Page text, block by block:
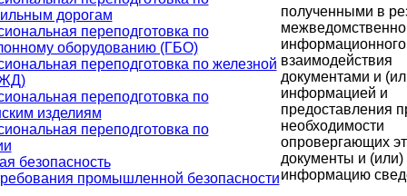
дорогам
переподготовка по
оборудованию (ГБО)
переподготовка по железной
переподготовка по
изделиям
переподготовка по
безопасность
промышленной безопасности
полученными в
информационного
взаимодействия
документами и
информацией и
предоставления
необходимости
опровергающих
документы и (или)
информацию